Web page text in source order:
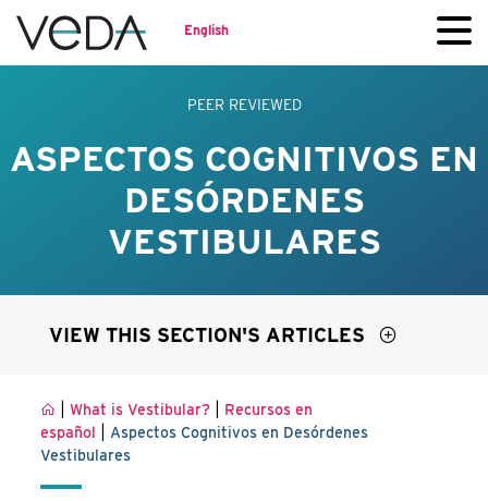
English
PEER REVIEWED
ASPECTOS COGNITIVOS EN
DESÓRDENES
VESTIBULARES
VIEW THIS SECTION'S ARTICLES
|What is Vestibular?
Recursos en
español
|Aspectos Cognitivos en Desórdenes
Vestibulares